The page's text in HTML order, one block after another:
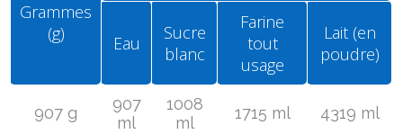
Grammes
(g)
Eau
Sucre
blanc
Farine
tout
usage
Lait (en
poudre)
907 g
907
ml
1008
ml
1715 ml 4319 ml